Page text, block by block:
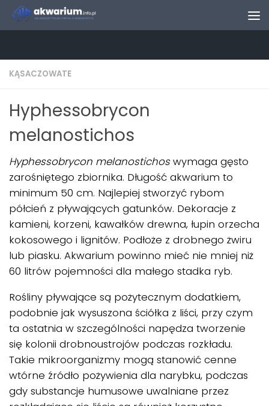
Skip to content
KĄSACZOWATE
Hyphessobrycon
melanostichos
Hyphessobrycon melanostichoswymaga gęsto
zarośniętego zbiornika. Długość akwarium to
minimum 50 cm. Najlepiej stworzyć rybom
półcień z pływających gatunków. Dekoracje z
kamieni, korzeni, kawałków drewna, łupin orzecha
kokosowego i lignitów. Podłoże z drobnego żwiru
lub piasku. Akwarium powinno mieć nie mniej niż
60 litrów pojemności dla małego stadka ryb.
Rośliny pływające są pożytecznym dodatkiem,
podobnie jak wysuszona ściółka z liści, przy czym
ta ostatnia w szczególności napędza tworzenie
się kolonii drobnoustrojów podczas rozkładu.
Takie mikroorganizmy mogą stanowić cenne
wtórne źródło pożywienia dla narybku, podczas
gdy substancje humusowe uwalniane przez